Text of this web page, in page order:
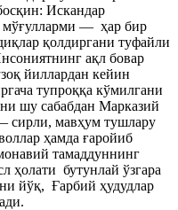
Искандар
мўғулларми — ҳар бир
қолдиргани туфайли
ақл бовар
йиллардан кейин
тупроққа кўмилгани
шу сабабдан Марказий
мавҳум тушлару
ҳамда ғаройиб
тамаддуннинг
ҳолати бутунлай ўзгара
йўқ, Ғарбий ҳудудлар